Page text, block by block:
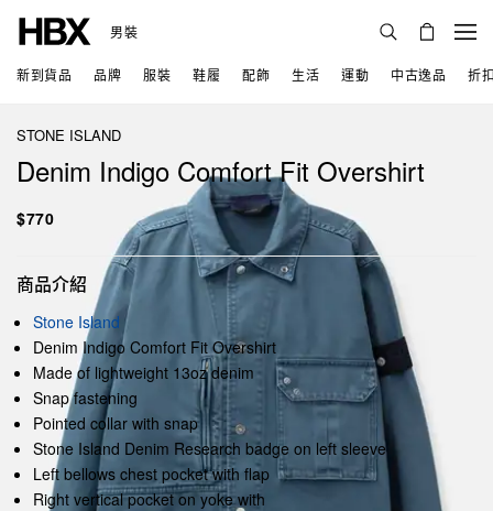
男裝
新到貨品 品牌 服裝 鞋履 配飾 生活 運動 中古逸品 折
STONE ISLAND
Denim Indigo Comfort Fit Overshirt
$770
商品介紹
Stone Island
Denim Indigo Comfort Fit Overshirt
Made of lightweight 13oz denim
Snap fastening
Pointed collar with snap
Stone Island Denim Research badge on left sleeve
Left bellows chest pocket with flap
Right vertical pocket on yoke with